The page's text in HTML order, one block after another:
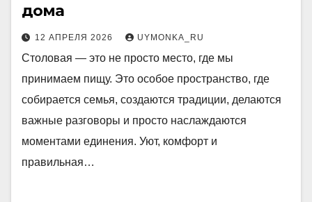
дома
12 АПРЕЛЯ 2026 UYMONKA_RU
Столовая — это не просто место, где мы
принимаем пищу. Это особое пространство, где
собирается семья, создаются традиции, делаются
важные разговоры и просто наслаждаются
моментами единения. Уют, комфорт и
правильная…